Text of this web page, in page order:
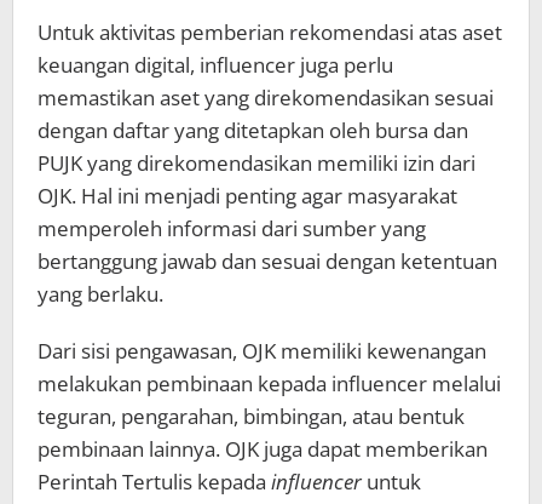
Untuk aktivitas pemberian rekomendasi atas aset
keuangan digital, influencer juga perlu
memastikan aset yang direkomendasikan sesuai
dengan daftar yang ditetapkan oleh bursa dan
PUJK yang direkomendasikan memiliki izin dari
OJK. Hal ini menjadi penting agar masyarakat
memperoleh informasi dari sumber yang
bertanggung jawab dan sesuai dengan ketentuan
yang berlaku.
Dari sisi pengawasan, OJK memiliki kewenangan
melakukan pembinaan kepada influencer melalui
teguran, pengarahan, bimbingan, atau bentuk
pembinaan lainnya. OJK juga dapat memberikan
Perintah Tertulis kepada influenceruntuk